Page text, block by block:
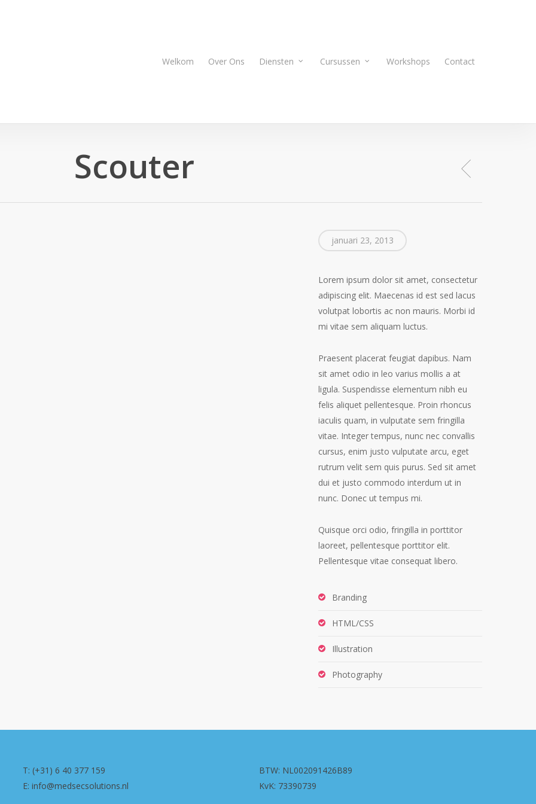
Welkom Over Ons Diensten Cursussen Workshops Contact
Scouter
januari 23, 2013
Lorem ipsum dolor sit amet, consectetur
adipiscing elit. Maecenas id est sed lacus
volutpat lobortis ac non mauris. Morbi id
mi vitae sem aliquam luctus.
Praesent placerat feugiat dapibus. Nam
sit amet odio in leo varius mollis a at
ligula. Suspendisse elementum nibh eu
felis aliquet pellentesque. Proin rhoncus
iaculis quam, in vulputate sem fringilla
vitae. Integer tempus, nunc nec convallis
cursus, enim justo vulputate arcu, eget
rutrum velit sem quis purus. Sed sit amet
dui et justo commodo interdum ut in
nunc. Donec ut tempus mi.
Quisque orci odio, fringilla in porttitor
laoreet, pellentesque porttitor elit.
Pellentesque vitae consequat libero.
Branding
HTML/CSS
Illustration
Photography
T: (+31) 6 40 377 159
E: info@medsecsolutions.nl
BTW: NL002091426B89
KvK: 73390739